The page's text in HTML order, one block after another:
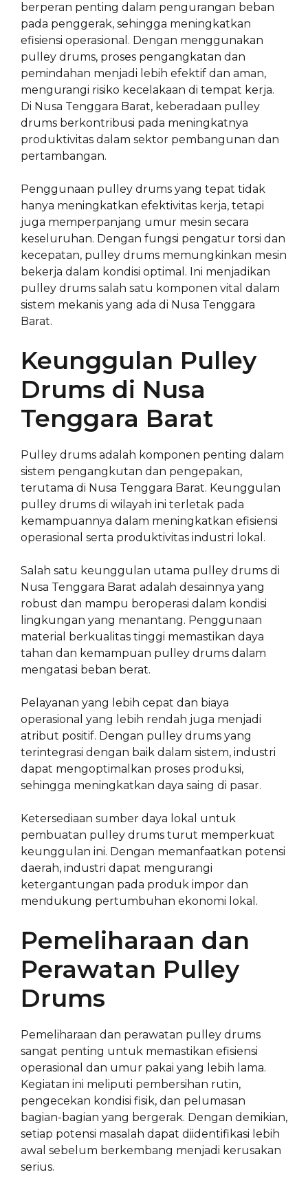
berperan penting dalam pengurangan beban
pada penggerak, sehingga meningkatkan
efisiensi operasional. Dengan menggunakan
pulley drums, proses pengangkatan dan
pemindahan menjadi lebih efektif dan aman,
mengurangi risiko kecelakaan di tempat kerja.
Di Nusa Tenggara Barat, keberadaan pulley
drums berkontribusi pada meningkatnya
produktivitas dalam sektor pembangunan dan
pertambangan.
Penggunaan pulley drums yang tepat tidak
hanya meningkatkan efektivitas kerja, tetapi
juga memperpanjang umur mesin secara
keseluruhan. Dengan fungsi pengatur torsi dan
kecepatan, pulley drums memungkinkan mesin
bekerja dalam kondisi optimal. Ini menjadikan
pulley drums salah satu komponen vital dalam
sistem mekanis yang ada di Nusa Tenggara
Barat.
Keunggulan Pulley
Drums di Nusa
Tenggara Barat
Pulley drums adalah komponen penting dalam
sistem pengangkutan dan pengepakan,
terutama di Nusa Tenggara Barat. Keunggulan
pulley drums di wilayah ini terletak pada
kemampuannya dalam meningkatkan efisiensi
operasional serta produktivitas industri lokal.
Salah satu keunggulan utama pulley drums di
Nusa Tenggara Barat adalah desainnya yang
robust dan mampu beroperasi dalam kondisi
lingkungan yang menantang. Penggunaan
material berkualitas tinggi memastikan daya
tahan dan kemampuan pulley drums dalam
mengatasi beban berat.
Pelayanan yang lebih cepat dan biaya
operasional yang lebih rendah juga menjadi
atribut positif. Dengan pulley drums yang
terintegrasi dengan baik dalam sistem, industri
dapat mengoptimalkan proses produksi,
sehingga meningkatkan daya saing di pasar.
Ketersediaan sumber daya lokal untuk
pembuatan pulley drums turut memperkuat
keunggulan ini. Dengan memanfaatkan potensi
daerah, industri dapat mengurangi
ketergantungan pada produk impor dan
mendukung pertumbuhan ekonomi lokal.
Pemeliharaan dan
Perawatan Pulley
Drums
Pemeliharaan dan perawatan pulley drums
sangat penting untuk memastikan efisiensi
operasional dan umur pakai yang lebih lama.
Kegiatan ini meliputi pembersihan rutin,
pengecekan kondisi fisik, dan pelumasan
bagian-bagian yang bergerak. Dengan demikian,
setiap potensi masalah dapat diidentifikasi lebih
awal sebelum berkembang menjadi kerusakan
serius.